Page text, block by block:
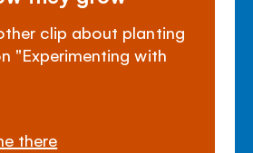
clip about planting
"Experimenting with
there